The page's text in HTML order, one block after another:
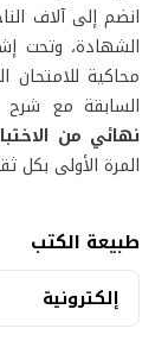
انضم إلى آلاف
الشهادة، وتحت
محاكية للامتحان
السابقة مع شرح
نهائي من
المرة الأولى بكل
طبيعة الكتب